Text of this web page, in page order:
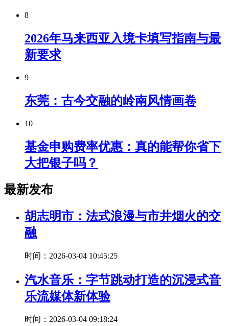
8
2026年马来西亚入境卡填写指南与最
新要求
9
东莞：古今交融的岭南风情画卷
10
基金申购费率优惠：真的能帮你省下
大把银子吗？
最新发布
胡志明市：法式浪漫与市井烟火的交
融
时间：2026-03-04 10:45:25
汽水音乐：字节跳动打造的沉浸式音
乐流媒体新体验
时间：2026-03-04 09:18:24